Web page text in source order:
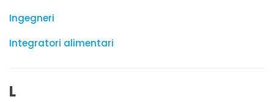
Ingegneri
Integratori alimentari
L